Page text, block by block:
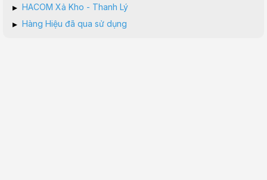
▸ HACOM Xả Kho - Thanh Lý
▸ Hàng Hiệu đã qua sử dụng